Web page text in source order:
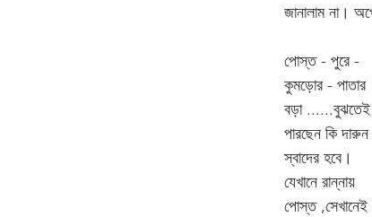
জানালাম না।
পোস্ত - পুরে -
কুমড়োর - পাতার
বড়া ......বুঝতেই
পারছেন কি দারুন
স্বাদের হবে।
যেখানে রান্নায়
পোস্ত ,সেখানেই